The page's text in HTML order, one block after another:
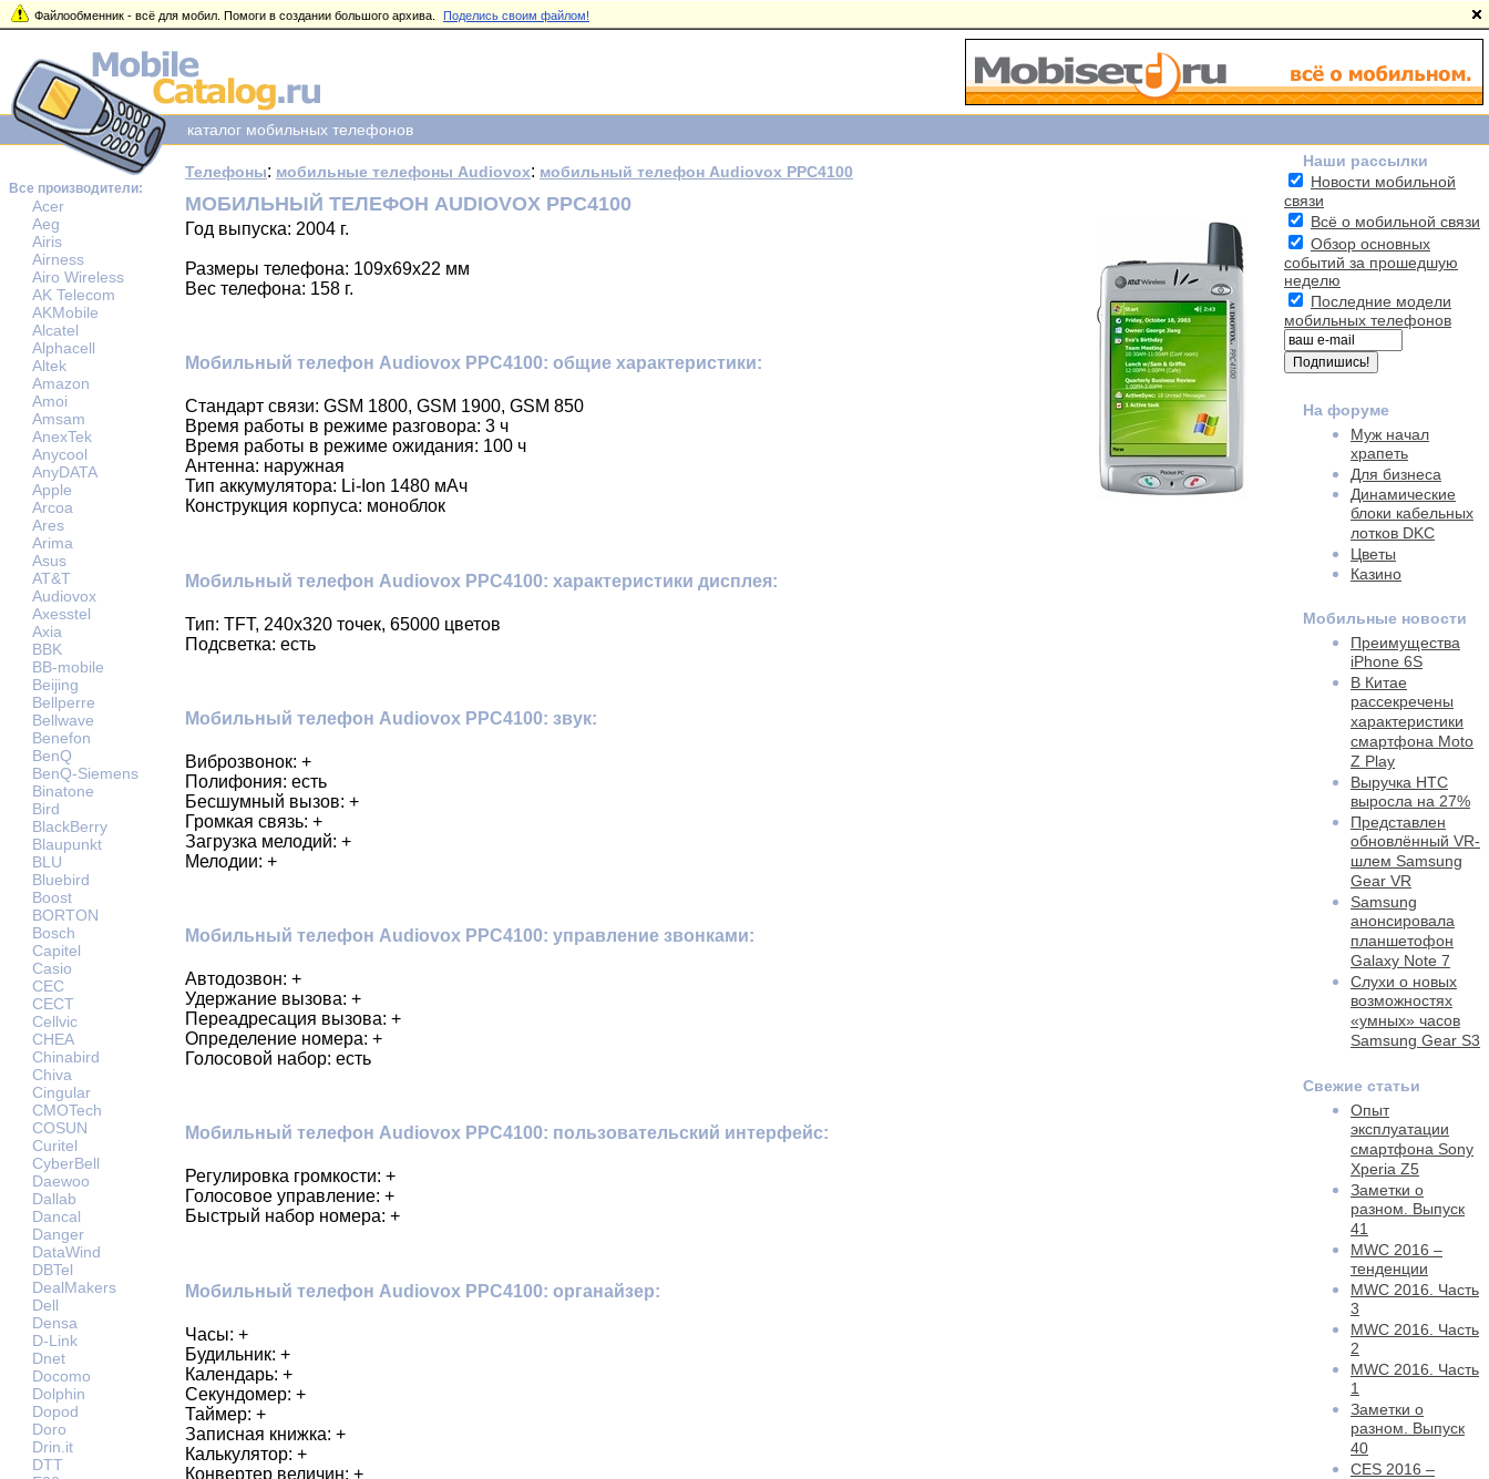
Файлообменник - всё для мобил. Помоги в создании большого архива. Поделись своим файлом!
Все производители:
Acer
Aeg
Airis
Airness
Airo Wireless
AK Telecom
AKMobile
Alcatel
Alphacell
Altek
Amazon
Amoi
Amsam
AnexTek
Anycool
AnyDATA
Apple
Arcoa
Ares
Arima
Asus
AT&T
Audiovox
Axesstel
Axia
BBK
BB-mobile
Beijing
Bellperre
Bellwave
Benefon
BenQ
BenQ-Siemens
Binatone
Bird
BlackBerry
Blaupunkt
BLU
Bluebird
Boost
BORTON
Bosch
Capitel
Casio
CEC
CECT
Cellvic
CHEA
Chinabird
Chiva
Cingular
CMOTech
COSUN
Curitel
CyberBell
Daewoo
Dallab
Dancal
Danger
DataWind
DBTel
DealMakers
Dell
Densa
D-Link
Dnet
Docomo
Dolphin
Dopod
Doro
Drin.it
DTT
каталог мобильных телефонов
Телефоны: мобильные телефоны Audiovox: мобильный телефон Audiovox PPC4100
МОБИЛЬНЫЙ ТЕЛЕФОН AUDIOVOX PPC4100
Год выпуска: 2004 г.
Размеры телефона: 109x69x22 мм
Вес телефона: 158 г.
Мобильный телефон Audiovox PPC4100: общие характеристики:
Стандарт связи: GSM 1800, GSM 1900, GSM 850
Время работы в режиме разговора: 3 ч
Время работы в режиме ожидания: 100 ч
Антенна: наружная
Тип аккумулятора: Li-Ion 1480 мАч
Конструкция корпуса: моноблок
Мобильный телефон Audiovox PPC4100: характеристики дисплея:
Тип: TFT, 240x320 точек, 65000 цветов
Подсветка: есть
Мобильный телефон Audiovox PPC4100: звук:
Виброзвонок: +
Полифония: есть
Бесшумный вызов: +
Громкая связь: +
Загрузка мелодий: +
Мелодии: +
Мобильный телефон Audiovox PPC4100: управление звонками:
Автодозвон: +
Удержание вызова: +
Переадресация вызова: +
Определение номера: +
Голосовой набор: есть
Мобильный телефон Audiovox PPC4100: пользовательский интерфейс:
Регулировка громкости: +
Голосовое управление: +
Быстрый набор номера: +
Мобильный телефон Audiovox PPC4100: органайзер:
Часы: +
Будильник: +
Календарь: +
Секундомер: +
Таймер: +
Записная книжка: +
Калькулятор: +
Конвертер величин: +
Наши рассылки
Новости мобильной
связи
Всё о мобильной связи
Обзор основных
событий за прошедшую
неделю
Последние модели
мобильных телефонов
На форуме
Муж начал
храпеть
Для бизнеса
Динамические
блоки кабельных
лотков DKC
Цветы
Казино
Мобильные новости
Преимущества
iPhone 6S
В Китае
рассекречены
характеристики
смартфона Moto
Z Play
Выручка HTC
выросла на 27%
Представлен
обновлённый VR-
шлем Samsung
Gear VR
Samsung
анонсировала
планшетофон
Galaxy Note 7
Слухи о новых
возможностях
«умных» часов
Samsung Gear S3
Свежие статьи
Опыт
эксплуатации
смартфона Sony
Xperia Z5
Заметки о
разном. Выпуск
41
MWC 2016 –
тенденции
MWC 2016. Часть
3
MWC 2016. Часть
2
MWC 2016. Часть
1
Заметки о
разном. Выпуск
40
CES 2016 –